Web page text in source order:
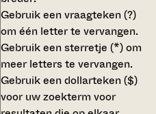
Gebruik eenvraagteken (?)
om één letter te vervangen.
Gebruik eensterretje (*)om
meer letters te vervangen.
Gebruik eendollarteken ($)
voor uw zoekterm voor